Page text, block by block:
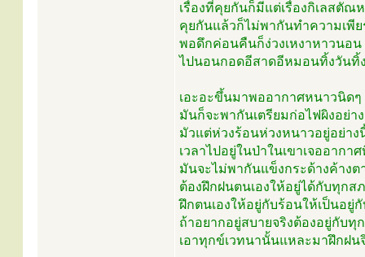
เรื่องที่คุยกันก็มีแต่เรื่องกิเลสตัณ
คุยกันแล้วก็ไม่พากันทำความเพีย
พอดึกค่อนคืนก็ง่วงเหงาหาวนอน
ไปนอนกอดอีสาดอีหมอนทิ้งวันทิ้
เอะอะขึ้นมาพออากาศหนาวนิด
มันก็จะพากันเตรียมก่อไฟผิงอย่าง
มัวแต่ห่วงร้อนห่วงหนาวอยู่อย่าง
เวลาไปอยู่ในป่าในเขาเจออาก
มันจะไม่พากันแข็งกระด้างค้างต
ต้องฝึกฝนตนเองให้อยู่ได้กับทุกส
ฝึกตนเองให้อยู่กับร้อนให้เป็นอยู่กั
ถ้าอยากอยู่สบายจริงต้องอยู่กับทุ
เอาทุกข์เวทนานั้นแหละมาฝึกฝน